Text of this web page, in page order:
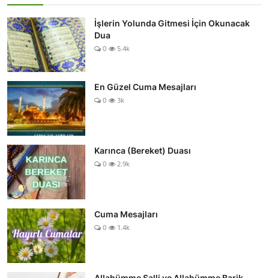
DİNİ BİLGİLER
İşlerin Yolunda Gitmesi İçin Okunacak
Dua
0 5.4k
En Güzel Cuma Mesajları
0 3k
Karınca (Bereket) Duası
0 2.9k
Cuma Mesajları
0 1.4k